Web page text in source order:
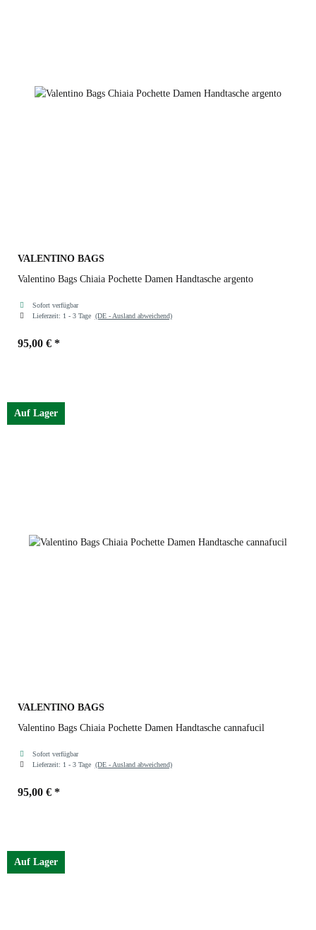
VALENTINO BAGS
Valentino Bags Chiaia Pochette Damen Handtasche argento
Sofort verfügbar
Lieferzeit: 1 - 3 Tage (DE - Ausland abweichend)
95,00 € *
Auf Lager
VALENTINO BAGS
Valentino Bags Chiaia Pochette Damen Handtasche cannafucil
Sofort verfügbar
Lieferzeit: 1 - 3 Tage (DE - Ausland abweichend)
95,00 € *
Auf Lager